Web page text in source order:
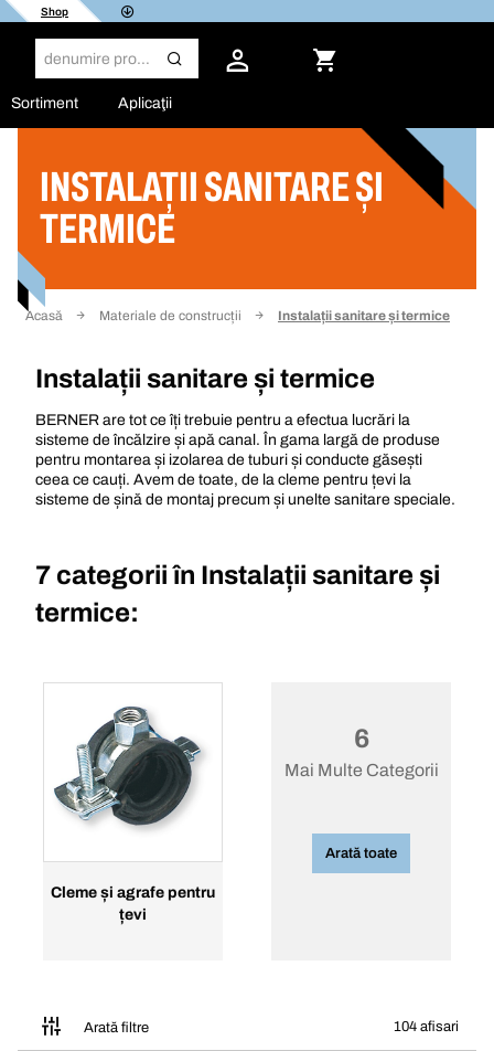
Shop
Sortiment Aplicaţii
INSTALAȚII SANITARE ȘI
TERMICE
Acasă Materiale de construcții Instalații sanitare și termice
Instalații sanitare și termice
BERNER are tot ce îți trebuie pentru a efectua lucrări la
sisteme de încălzire și apă canal. În gama largă de produse
pentru montarea și izolarea de tuburi și conducte găsești
ceea ce cauți. Avem de toate, de la cleme pentru țevi la
sisteme de șină de montaj precum și unelte sanitare speciale.
7 categorii în Instalații sanitare și
termice:
Cleme și agrafe pentru
țevi
6
Mai Multe Categorii
Arată toate
Arată filtre 104 afisari
Filtru